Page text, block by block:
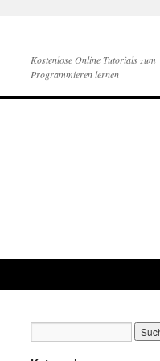
Kostenlose Online Tutorials zum
Programmieren lernen